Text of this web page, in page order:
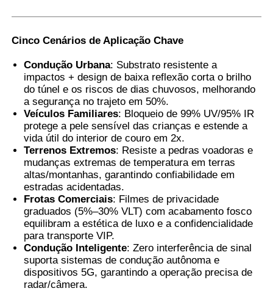
Cinco Cenários de Aplicação Chave
Condução Urbana: Substrato resistente a
impactos + design de baixa reflexão corta o brilho
do túnel e os riscos de dias chuvosos, melhorando
a segurança no trajeto em 50%.
Veículos Familiares: Bloqueio de 99% UV/95% IR
protege a pele sensível das crianças e estende a
vida útil do interior de couro em 2x.
Terrenos Extremos: Resiste a pedras voadoras e
mudanças extremas de temperatura em terras
altas/montanhas, garantindo confiabilidade em
estradas acidentadas.
Frotas Comerciais: Filmes de privacidade
graduados (5%–30% VLT) com acabamento fosco
equilibram a estética de luxo e a confidencialidade
para transporte VIP.
Condução Inteligente: Zero interferência de sinal
suporta sistemas de condução autônoma e
dispositivos 5G, garantindo a operação precisa de
radar/câmera.